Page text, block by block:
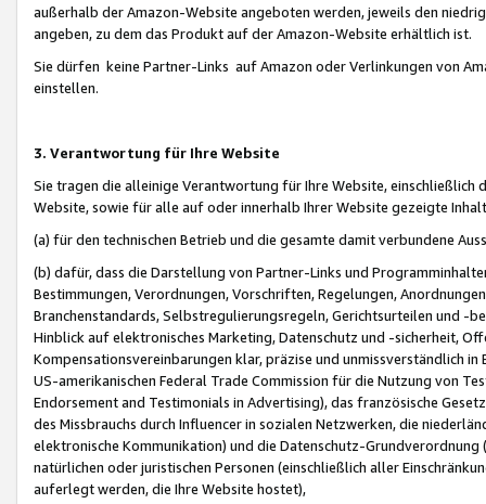
außerhalb der Amazon-Website angeboten werden, jeweils den
angeben, zu dem das Produkt auf der Amazon-Website erhältlich ist.
Sie dürfen keine Partner-Links auf Amazon oder Verlinkungen von
einstellen.
3. Verantwortung für Ihre Website
Sie tragen die alleinige Verantwortung für Ihre Website,
Website, sowie für alle auf oder innerhalb Ihrer Website gezeigte
(a) für den technischen Betrieb und die gesamte damit verbundene
(b) dafür, dass die Darstellung von Partner-Links und
Bestimmungen, Verordnungen, Vorschriften, Regelungen,
Branchenstandards, Selbstregulierungsregeln, Gerichtsurteilen und -
Hinblick auf elektronisches Marketing, Datenschutz und -sicherheit,
Kompensationsvereinbarungen klar, präzise und unmissverständlich
US-amerikanischen Federal Trade Commission für die Nutzung von
Endorsement and Testimonials in Advertising), das französische
des Missbrauchs durch Influencer in sozialen Netzwerken, die
elektronische Kommunikation) und die Datenschutz-
natürlichen oder juristischen Personen (einschließlich aller
auferlegt werden, die Ihre Website hostet),